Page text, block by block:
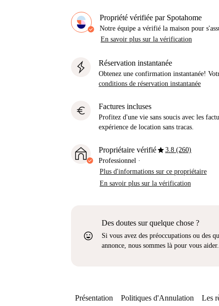
Propriété vérifiée par Spotahome
Notre équipe a vérifié la maison pour
En savoir plus sur la vérification
Réservation instantanée
Obtenez une confirmation instantanée!
conditions de réservation instantanée
euro Factures incluses
Profitez d'une vie sans soucis avec les
expérience de location sans tracas.
Propriétaire vérifiéstar3.8 (260)
Professionnel ·
Plus d'informations sur ce propriétaire
En savoir plus sur la vérification
sentiment_very_satisfied
Des doutes sur quelque chose ?
Si vous avez des préoccupations ou des
annonce, nous sommes là pour vous aider.
Présentation Politiques d'Annulation Les